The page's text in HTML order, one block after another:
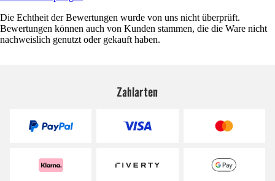
Die Echtheit der Bewertungen wurde von uns nicht überprüft.
Bewertungen können auch von Kunden stammen, die die Ware nicht
nachweislich genutzt oder gekauft haben.
Zahlarten